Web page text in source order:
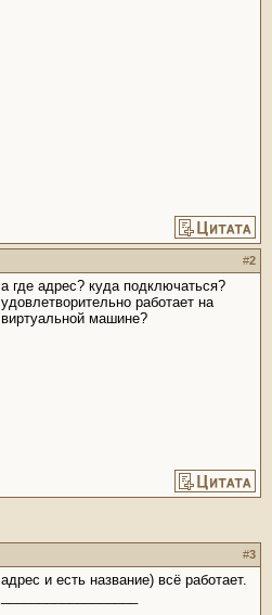
#2
а где адрес? куда подключаться?
удовлетворительно работает на
виртуальной машине?
#3
адрес и есть название) всё работает.